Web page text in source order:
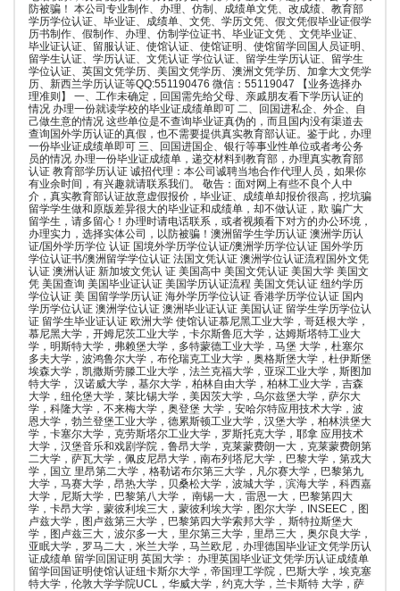
防被骗！ 本公司专业制作、办理、仿制、成绩单文凭、改成绩、教育部
学历学位认证、毕业证、成绩单、文凭、学历文凭、假文凭假毕业证假学
历书制作、假制作、办理、仿制学位证书、毕业证文凭 、文凭毕业证、
毕业证认证、留服认证、使馆认证、使馆证明、使馆留学回国人员证明、
留学生认证、学历认证、文凭认证 学位认证、留学生学历认证、留学生
学位认证、英国文凭学历、美国文凭学历、澳洲文凭学历、加拿大文凭学
历、新西兰学历认证等QQ:551190476 微信：55119047 【业务选择办
理准则】 一、工作未确定，回国需先给父母、亲戚朋友看下学历认证的
情况 办理一份就读学校的毕业证成绩单即可 二、回国进私企、外企、自
己做生意的情况 这些单位是不查询毕业证真伪的，而且国内没有渠道去
查询国外学历认证的真假，也不需要提供真实教育部认证。鉴于此，办理
一份毕业证成绩单即可 三、回国进国企、银行等事业性单位或者考公务
员的情况 办理一份毕业证成绩单，递交材料到教育部，办理真实教育部
认证 教育部学历认证 诚招代理：本公司诚聘当地合作代理人员，如果你
有业余时间，有兴趣就请联系我们。 敬告：面对网上有些不良个人中
介，真实教育部认证故意虚假报价，毕业证、成绩单却报价很高，挖坑骗
留学学生做和原版差异很大的毕业证和成绩单，却不做认证，欺 骗广大
留学生，请多留心！办理时请电话联系，或者视频看下对方的办公环境，
办理实力，选择实体公司，以防被骗！澳洲留学生学历认证 澳洲学历认
证/国外学历学位 认证 国境外学历学位认证/澳洲学历学位认证 国外学历
学位认证书/澳洲留学学位认证 法国文凭认证 澳洲学位认证流程国外文凭
认证 澳洲认证 新加坡文凭认 证 美国高中 美国文凭认证 美国大学 美国文
凭 美国查询 美国毕业证认证 美国学历认证流程 美国文凭认证 纽约学历
学位认证 美 国留学学历认证 海外学历学位认证 香港学历学位认证 国内
学历学位认证 澳洲学位认证 澳洲毕业证认证 美国认证 留学生学历学位认
证 留学生毕业证认证 欧洲大学 使馆认证慕尼黑工业大学，哥廷根大学，
慕尼黑大学，开姆尼茨工业大学，卡尔斯鲁厄大学，达姆斯塔特工业大
学，明斯特大学，弗赖堡大学，多特蒙德工业大学，马堡 大学，杜塞尔
多夫大学，波鸿鲁尔大学，布伦瑞克工业大学，奥格斯堡大学，杜伊斯堡
埃森大学，凯撒斯劳滕工业大学，法兰克福大学，亚琛工业大学，斯图加
特大学， 汉诺威大学，基尔大学，柏林自由大学，柏林工业大学，吉森
大学，纽伦堡大学，莱比锡大学，美因茨大学，乌尔兹堡大学，萨尔大
学，科隆大学，不来梅大学，奥登堡 大学，安哈尔特应用技术大学，波
恩大学，勃兰登堡工业大学，德累斯顿工业大学，汉堡大学，柏林洪堡大
学，卡塞尔大学，克劳斯塔尔工业大学，罗斯托克大学，耶拿 应用技术
大学，汉堡音乐和戏剧学院，鲁昂大学，克莱蒙费朗一大，克莱蒙费朗第
二大学，萨瓦大学，佩皮尼昂大学，南布列塔尼大学，巴黎大学，第戎大
学，国立 里昂第二大学，格勒诺布尔第三大学，凡尔赛大学，巴黎第九
大学，马赛大学，昂热大学，贝桑松大学，波城大学，滨海大学，科西嘉
大学，尼斯大学，巴黎第八大学， 南锡一大，雷恩一大，巴黎第四大
学，卡昂大学，蒙彼利埃三大，蒙彼利埃大学，图尔大学，INSEEC，图
卢兹大学，图卢兹第三大学，巴黎第四大学索邦大学， 斯特拉斯堡大
学，图卢兹三大，波尔多一大，里尔第三大学，里昂三大，奥尔良大学，
亚眠大学，罗马二大，米兰大学，马兰欧尼，办理德国毕业证文凭学历认
证成绩单 留学回国证明 英国大学： 办理英国毕业证文凭学历认证成绩单
留学回国证明使馆认证纽卡斯尔大学，帝国理工学院，巴斯大学，埃克塞
特大学，伦敦大学学院UCL，华威大学，约克大学，兰卡斯特 大学，萨